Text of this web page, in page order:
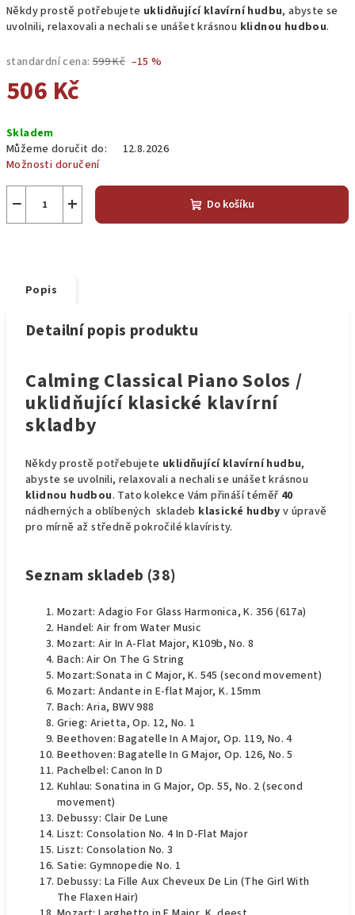
Někdy prostě potřebujete uklidňující klavírní hudbu, abyste se
uvolnili, relaxovali a nechali se unášet krásnou klidnou hudbou.
standardní cena: 599 Kč –15 %
506 Kč
cena:
Skladem
Můžeme doručit do:
12.8.2026
Možnosti doručení
+
− Do košíku
Popis
Detailní popis produktu
Calming Classical Piano Solos /
uklidňující klasické klavírní
skladby
Někdy prostě potřebujete uklidňující klavírní hudbu,
abyste se uvolnili, relaxovali a nechali se unášet krásnou
klidnou hudbou. Tato kolekce Vám přináší téměř 40
nádherných a oblíbených skladeb klasické hudby v úpravě
pro mírně až středně pokročilé klavíristy.
Seznam skladeb (38)
Mozart: Adagio For Glass Harmonica, K. 356 (617a)
Handel: Air from Water Music
Mozart: Air In A-Flat Major, K109b, No. 8
Bach: Air On The G String
Mozart:Sonata in C Major, K. 545 (second movement)
Mozart: Andante in E-flat Major, K. 15mm
Bach: Aria, BWV 988
Grieg: Arietta, Op. 12, No. 1
Beethoven: Bagatelle In A Major, Op. 119, No. 4
Beethoven: Bagatelle In G Major, Op. 126, No. 5
Pachelbel: Canon In D
Kuhlau: Sonatina in G Major, Op. 55, No. 2 (second
movement)
Debussy: Clair De Lune
Liszt: Consolation No. 4 In D-Flat Major
Liszt: Consolation No. 3
Satie: Gymnopedie No. 1
Debussy: La Fille Aux Cheveux De Lin (The Girl With
The Flaxen Hair)